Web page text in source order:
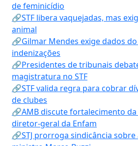
de feminicídio
🔗STF libera vaquejadas, mas
animal
🔗Gilmar Mendes exige dados
indenizações
🔗Presidentes de tribunais
magistratura no STF
🔗STF valida regra para cobrar
de clubes
🔗AMB discute fortalecimento
diretor-geral da Enfam
🔗STJ prorroga sindicância